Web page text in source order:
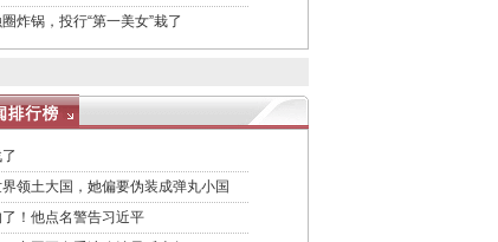
炸锅，投行“第一美女”栽了
领土大国，她偏要伪装成弹丸小国
！他点名警告习近平